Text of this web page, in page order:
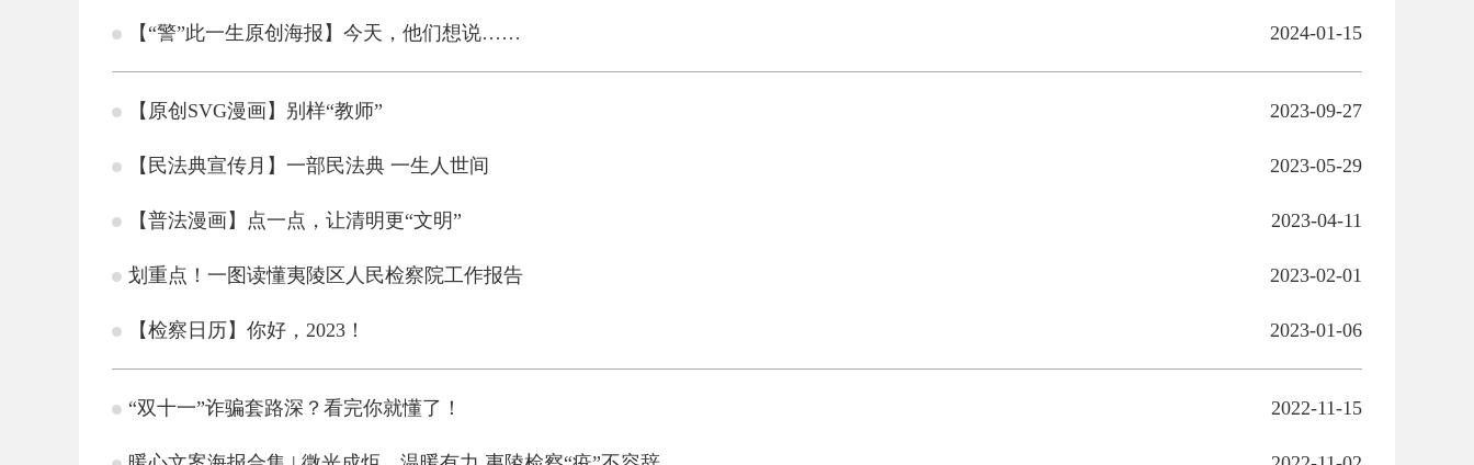
2024-01-15
【“警”此一生原创海报】今天，他们想说……
2023-09-27
【原创SVG漫画】别样“教师”
2023-05-29
【民法典宣传月】一部民法典 一生人世间
2023-04-11
【普法漫画】点一点，让清明更“文明”
2023-02-01
划重点！一图读懂夷陵区人民检察院工作报告
2023-01-06
【检察日历】你好，2023！
2022-11-15
“双十一”诈骗套路深？看完你就懂了！